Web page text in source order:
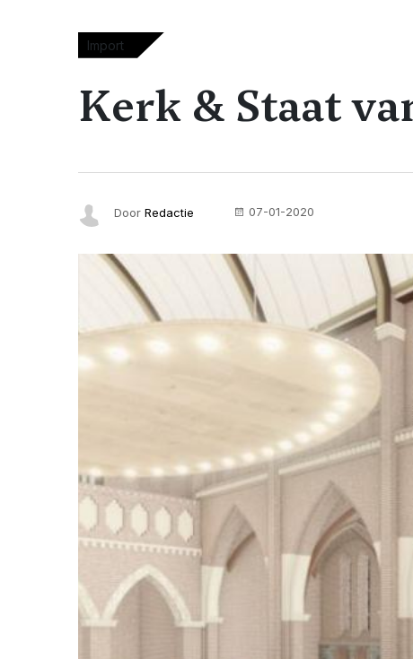
Import
Kerk & Staat
Door Redactie 07-01-2020